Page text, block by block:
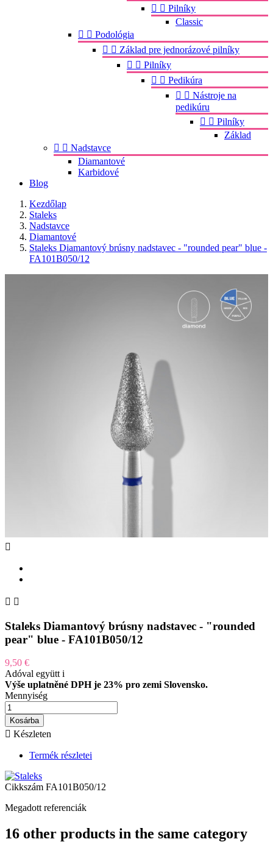
  Pilníky
Classic
  Podológia
  Základ pre jednorázové pilníky
  Pilníky
  Pedikúra
  Nástroje na
pedikúru
  Pilníky
Základ
  Nadstavce
Diamantové
Karbidové
Blog
Kezdőlap
Staleks
Nadstavce
Diamantové
Staleks Diamantový brúsny nadstavec - "rounded pear" blue -
FA101B050/12

 
Staleks Diamantový brúsny nadstavec - "rounded
pear" blue - FA101B050/12
9,50 €
Adóval együtti
Výše uplatněné DPH je 23% pro zemi Slovensko.
Mennyiség
Kosárba
 Készleten
Termék részletei
Cikkszám FA101B050/12
Megadott referenciák
16 other products in the same category